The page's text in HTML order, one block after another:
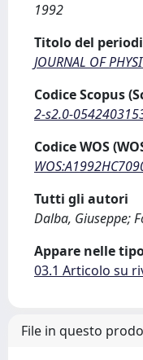
1992
Titolo del
JOURNAL OF
Codice Scopus
2-s2.0-
Codice WOS
Tutti gli autori
Dalba, Giuseppe;
Appare nelle
03.1 Articolo su
File in questo